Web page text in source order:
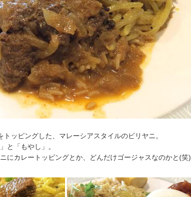
ッピングした、マレーシアスタイルのビリヤニ。
と「もやし」。
にカレートッピングとか、どんだけゴージャスなのかと(笑)